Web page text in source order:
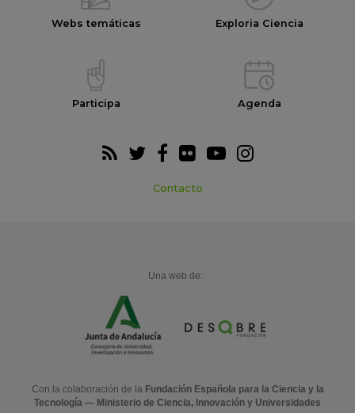
Webs temáticas Exploria Ciencia
Participa Agenda
Contacto
Una web de:
Con la colaboración de la Fundación Española para la Ciencia y la
Tecnología — Ministerio de Ciencia, Innovación y Universidades